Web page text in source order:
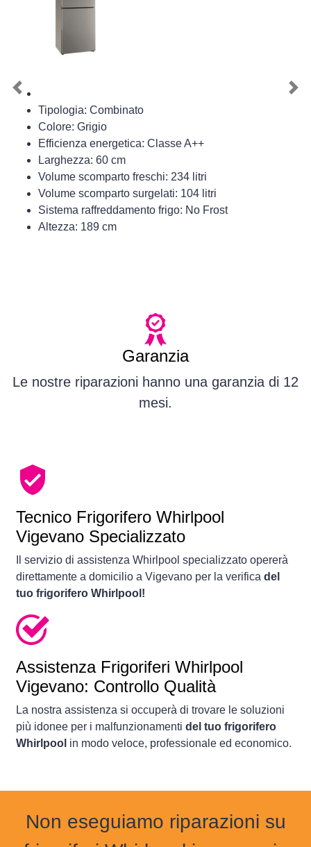
Tipologia: Combinato
Colore: Grigio
Efficienza energetica: Classe A++
Larghezza: 60 cm
Volume scomparto freschi: 234 litri
Volume scomparto surgelati: 104 litri
Sistema raffreddamento frigo: No Frost
Altezza: 189 cm
Previous
Garanzia
Le nostre riparazioni hanno una garanzia di 12
mesi.
Tecnico Frigorifero Whirlpool
Vigevano Specializzato
Il servizio di assistenza Whirlpool specializzato opererà
direttamente a domicilio a Vigevano per la verifica del
tuo frigorifero Whirlpool!
Assistenza Frigoriferi Whirlpool
Vigevano: Controllo Qualità
La nostra assistenza si occuperà di trovare le soluzioni
più idonee per i malfunzionamenti del tuo frigorifero
Whirlpool in modo veloce, professionale ed economico.
Non eseguiamo riparazioni su